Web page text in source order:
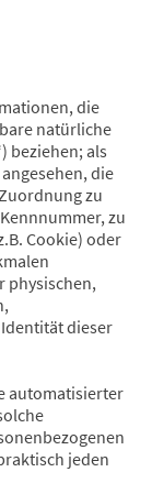
die
natürliche
beziehen; als
die
zu
zu
Cookie) oder
physischen,
dieser
automatisierter
jeden